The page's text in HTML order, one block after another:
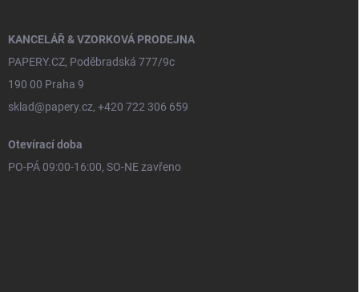
KANCELÁŘ & VZORKOVÁ PRODEJNA
PAPERY.CZ, Poděbradská 777/9c
190 00 Praha 9
sklad@papery.cz, +420 722 306 659
Otevírací doba
PO-PÁ 09:00-16:00, SO-NE zavřeno